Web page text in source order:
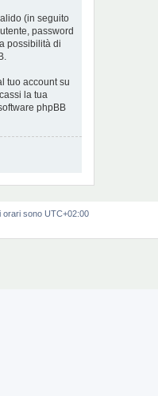
(in seguito
password
possibilità di
tuo account su
la tua
phpBB
orari sono UTC+02:00